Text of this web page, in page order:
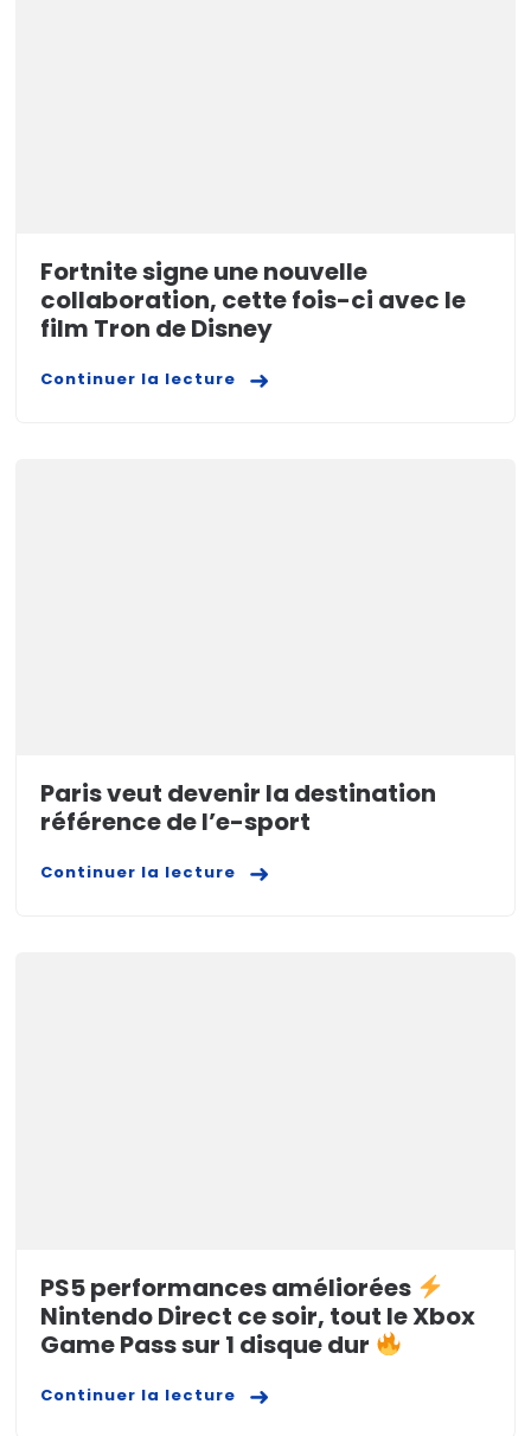
Fortnite signe une nouvelle
collaboration, cette fois-ci avec le
film Tron de Disney
Continuer la lecture
Paris veut devenir la destination
référence de l’e-sport
Continuer la lecture
PS5 performances améliorées
Nintendo Direct ce soir, tout le Xbox
Game Pass sur 1 disque dur
Continuer la lecture